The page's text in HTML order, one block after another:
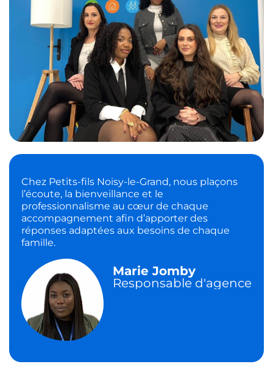
Chez Petits-fils Noisy-le-Grand, nous plaçons
l’écoute, la bienveillance et le
professionnalisme au cœur de chaque
accompagnement afin d’apporter des
réponses adaptées aux besoins de chaque
famille.
Marie Jomby
Responsable d'agence